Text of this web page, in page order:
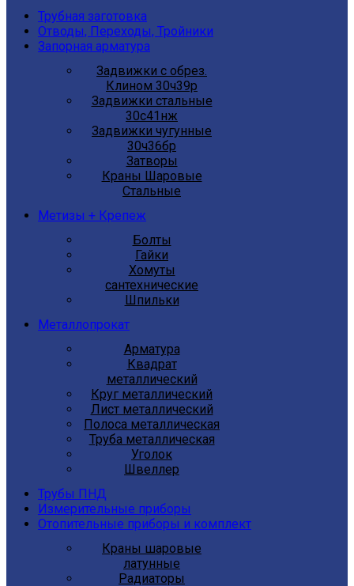
Трубная заготовка
Отводы, Переходы, Тройники
Запорная арматура
Задвижки с обрез.
Клином 30ч39р
Задвижки стальные
30с41нж
Задвижки чугунные
30ч36бр
Затворы
Краны Шаровые
Стальные
Метизы + Крепеж
Болты
Гайки
Хомуты
сантехнические
Шпильки
Металлопрокат
Арматура
Квадрат
металлический
Круг металлический
Лист металлический
Полоса металлическая
Труба металлическая
Уголок
Швеллер
Трубы ПНД
Измерительные приборы
Отопительные приборы и комплект
Краны шаровые
латунные
Радиаторы